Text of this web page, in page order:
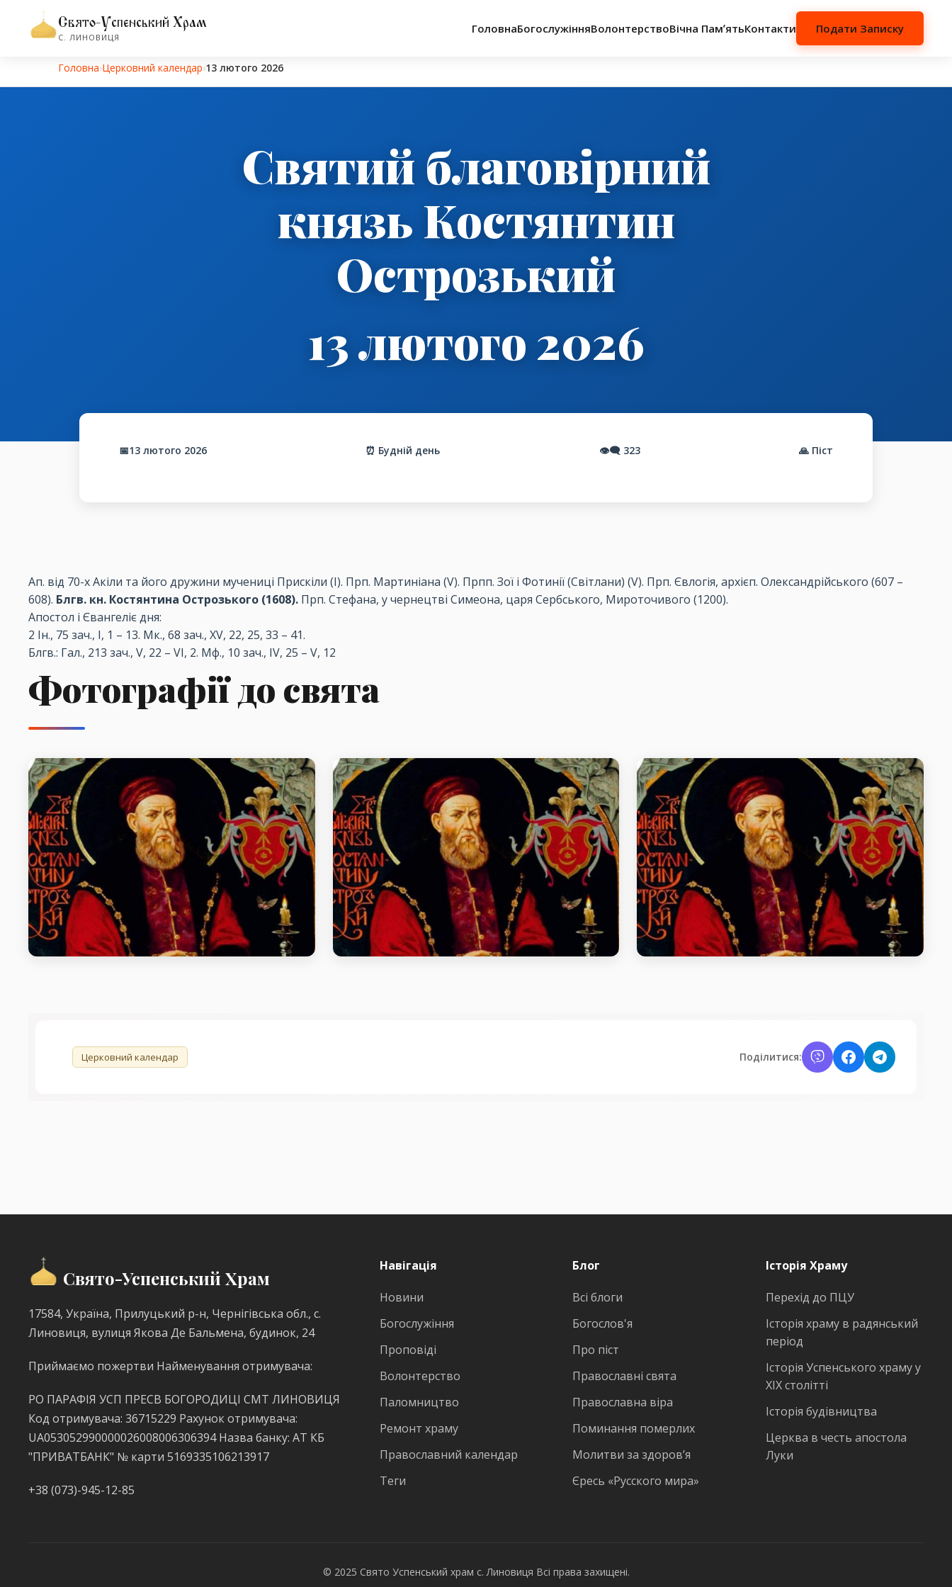
Свято-Успенський Храм
С. ЛИНОВИЦЯ
ГоловнаБогослужінняВолонтерствоВічна ПамʼятьКонтакти Подати Записку
Головна›Церковний календар›13 лютого 2026
Святий благовірний
князь Костянтин
Острозький
13 лютого 2026
📅13 лютого 2026 ⏰ Будній день 👁️‍🗨️ 323 🙏 Піст
Ап. від 70-х Акіли та його дружини мучениці Прискіли (І). Прп. Мартиніана (V). Прпп. Зої і Фотинії (Світлани) (V). Прп. Євлогія, архієп. Олександрійського (607 –
608). Блгв. кн. Костянтина Острозького (1608). Прп. Стефана, у чернецтві Симеона, царя Сербського, Мироточивого (1200).
Апостол і Євангеліє дня:
2 Ін., 75 зач., I, 1 – 13. Мк., 68 зач., XV, 22, 25, 33 – 41.
Блгв.: Гал., 213 зач., V, 22 – VI, 2. Мф., 10 зач., IV, 25 – V, 12
Фотографії до свята
Церковний календар Поділитися:
Свято-Успенський Храм
17584, Україна, Прилуцький р-н, Чернігівська обл., с.
Линовиця, вулиця Якова Де Бальмена, будинок, 24
Приймаємо пожертви Найменування отримувача:
РО ПАРАФІЯ УСП ПРЕСВ БОГОРОДИЦІ СМТ ЛИНОВИЦЯ
Код отримувача: 36715229 Рахунок отримувача:
UA053052990000026008006306394 Назва банку: АТ КБ
"ПРИВАТБАНК" № карти 5169335106213917
+38 (073)-945-12-85
Навігація
Новини
Богослужіння
Проповіді
Волонтерство
Паломництво
Ремонт храму
Православний календар
Теги
Блог
Всі блоги
Богослов'я
Про піст
Православні свята
Православна віра
Поминання померлих
Молитви за здоров’я
Єресь «Русского мира»
Історія Храму
Перехід до ПЦУ
Історія храму в радянський
період
Історія Успенського храму у
ХІХ столітті
Історія будівництва
Церква в честь апостола
Луки
© 2025 Свято Успенський храм с. Линовиця Всі права захищені.